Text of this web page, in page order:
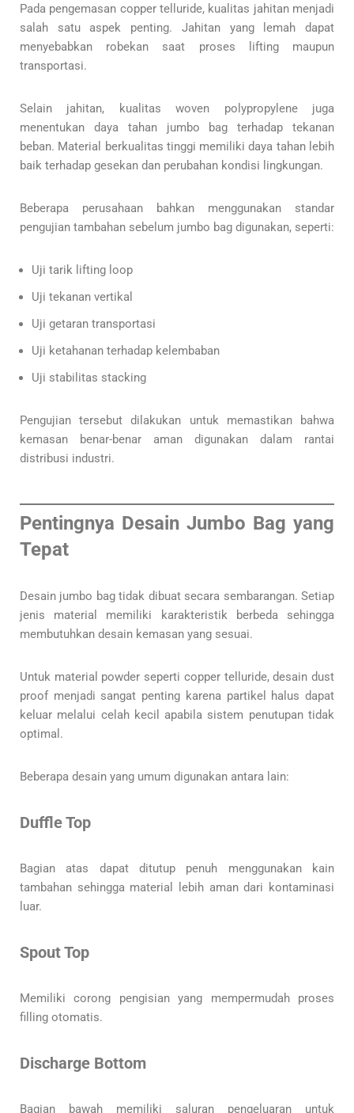
Pada pengemasan copper telluride, kualitas jahitan menjadi
salah satu aspek penting. Jahitan yang lemah dapat
menyebabkan robekan saat proses lifting maupun
transportasi.
Selain jahitan, kualitas woven polypropylene juga
menentukan daya tahan jumbo bag terhadap tekanan
beban. Material berkualitas tinggi memiliki daya tahan lebih
baik terhadap gesekan dan perubahan kondisi lingkungan.
Beberapa perusahaan bahkan menggunakan standar
pengujian tambahan sebelum jumbo bag digunakan, seperti:
Uji tarik lifting loop
Uji tekanan vertikal
Uji getaran transportasi
Uji ketahanan terhadap kelembaban
Uji stabilitas stacking
Pengujian tersebut dilakukan untuk memastikan bahwa
kemasan benar-benar aman digunakan dalam rantai
distribusi industri.
Pentingnya Desain Jumbo Bag yang
Tepat
Desain jumbo bag tidak dibuat secara sembarangan. Setiap
jenis material memiliki karakteristik berbeda sehingga
membutuhkan desain kemasan yang sesuai.
Untuk material powder seperti copper telluride, desain dust
proof menjadi sangat penting karena partikel halus dapat
keluar melalui celah kecil apabila sistem penutupan tidak
optimal.
Beberapa desain yang umum digunakan antara lain:
Duffle Top
Bagian atas dapat ditutup penuh menggunakan kain
tambahan sehingga material lebih aman dari kontaminasi
luar.
Spout Top
Memiliki corong pengisian yang mempermudah proses
filling otomatis.
Discharge Bottom
Bagian bawah memiliki saluran pengeluaran untuk